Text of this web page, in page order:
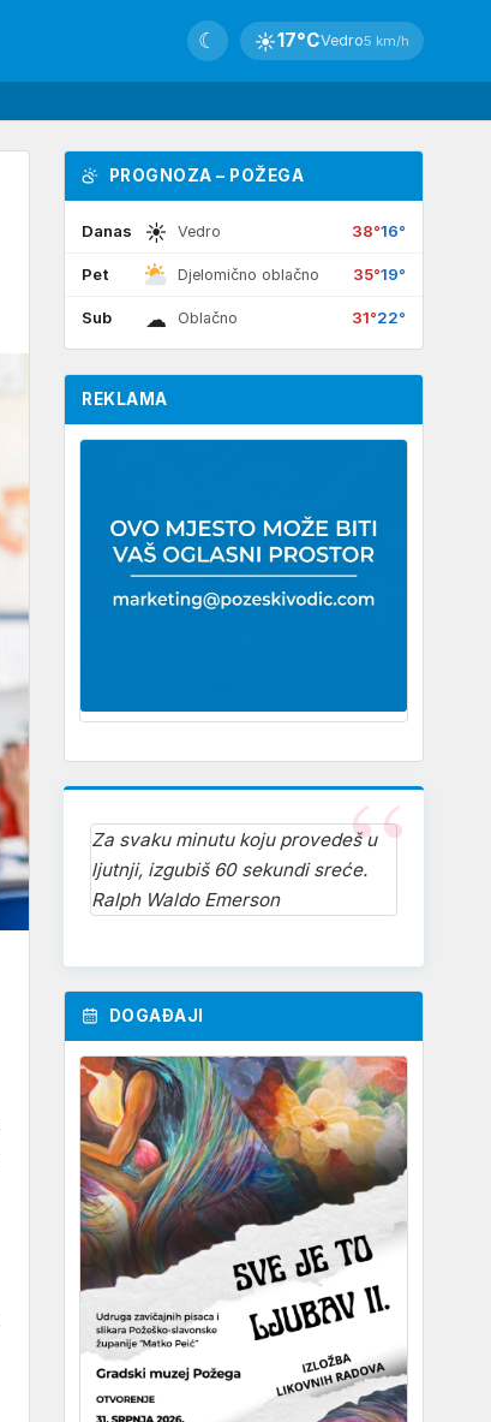
☀17°CVedro5 km/h
☾
PROGNOZA – POŽEGA
Danas ☀ Vedro 38°16°
Pet Djelomično oblačno 35°19°
Sub ☁ Oblačno 31°22°
REKLAMA
Za svaku minutu koju provedeš u
ljutnji, izgubiš 60 sekundi sreće.
Ralph Waldo Emerson
DOGAĐAJI